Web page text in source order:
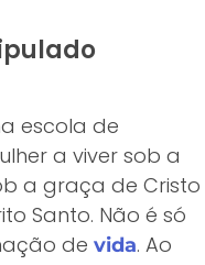
escola de
a viver sob a
a graça de Cristo
Santo. Não é só
de vida. Ao